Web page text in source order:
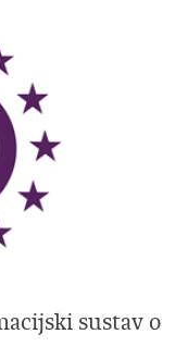
sustav o